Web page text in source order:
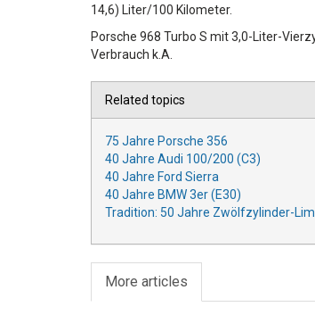
14,6) Liter/100 Kilometer.
Porsche 968 Turbo S mit 3,0-Liter-
Verbrauch k.A.
Related topics
75 Jahre Porsche 356
40 Jahre Audi 100/200 (C3)
40 Jahre Ford Sierra
40 Jahre BMW 3er (E30)
Tradition: 50 Jahre Zwölfzylinder-
More articles